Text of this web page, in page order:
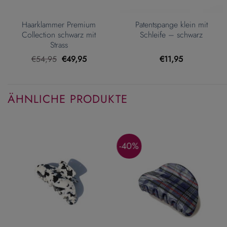
Haarklammer Premium
Collection schwarz mit
Strass
€54,95 Ursprünglicher
Preis
€49,95Aktueller
Patentspange klein mit
Schleife – schwarz
€11,95
ÄHNLICHE PRODUKTE
-40%